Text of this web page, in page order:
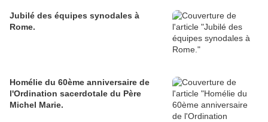
Jubilé des équipes synodales à
Rome.
Homélie du 60ème anniversaire de
l'Ordination sacerdotale du Père
Michel Marie.